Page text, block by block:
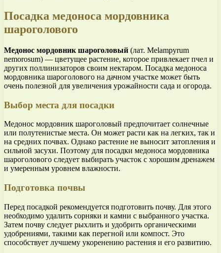
Посадка медоноса мордовника
шароголового
Медонос мордовник шароголовый (лат. Melampyrum
nemorosum) — цветущее растение, которое привлекает пчел и
других поллинизаторов своим нектаром. Посадка медоноса
мордовника шароголового на дачном участке может быть
очень полезной для увеличения урожайности сада и огорода.
Выбор места для посадки
Медонос мордовник шароголовый предпочитает солнечные
или полутенистые места. Он может расти как на легких, так и
на средних почвах. Однако растение не выносит затопления и
сильной засухи. Поэтому для посадки медоноса мордовника
шароголового следует выбирать участок с хорошим дренажем
и умеренным уровнем влажности.
Подготовка почвы
Перед посадкой рекомендуется подготовить почву. Для этого
необходимо удалить сорняки и камни с выбранного участка.
Затем почву следует рыхлить и удобрить органическими
удобрениями, такими как перегной или компост. Это
способствует лучшему укоренению растения и его развитию.